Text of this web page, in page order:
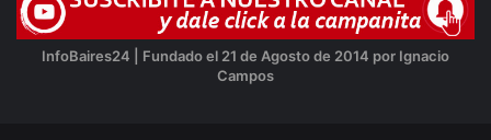
InfoBaires24 | Fundado el 21 de Agosto de 2014 por Ignacio
Campos